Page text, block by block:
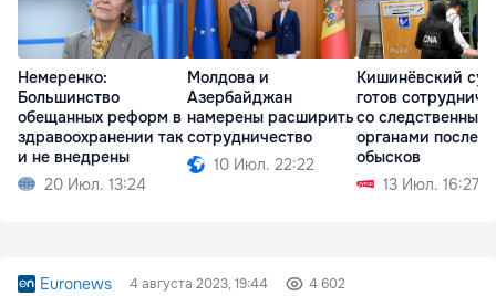
Немеренко:
Большинство
обещанных реформ в
здравоохранении так
и не внедрены
20 Июл. 13:24
Молдова и
Азербайджан
намерены расширить
сотрудничество
10 Июл. 22:22
Кишинёвский суд
готов
со
органами после
обысков
13 Июл. 16:27
Euronews 4 августа 2023, 19:44 4 602